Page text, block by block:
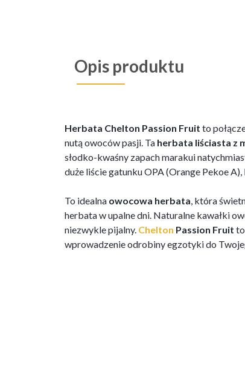
Opis produktu
Herbata Chelton Passion Fruit to
nutą owoców pasji. Ta herbata liściasta z
słodko-kwaśny zapach marakui
duże liście gatunku OPA (Orange Pekoe
To idealna owocowa herbata, która
herbata w upalne dni. Naturalne kawałki
niezwykle pijalny. Chelton Passion Fruit
wprowadzenie odrobiny egzotyki do